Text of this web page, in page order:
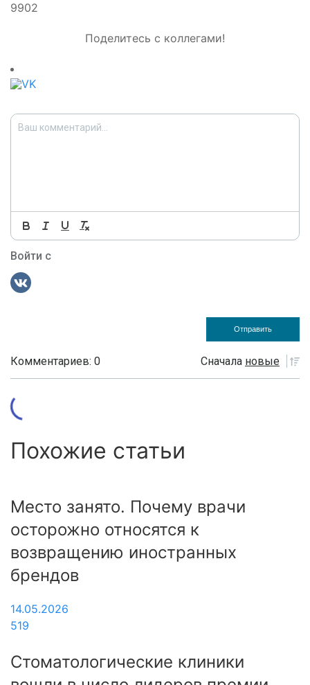
9902
Поделитесь с коллегами!
Войти с
Комментариев: 0 Сначала новые
Похожие статьи
Место занято. Почему врачи
осторожно относятся к
возвращению иностранных
брендов
14.05.2026
519
Стоматологические клиники